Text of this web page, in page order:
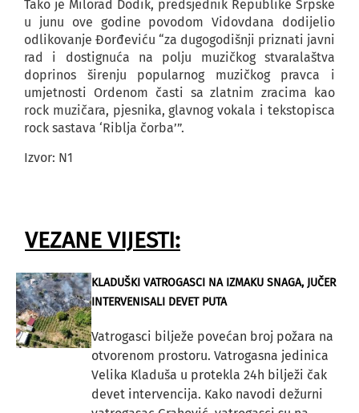
Tako je Milorad Dodik, predsjednik Republike Srpske
u junu ove godine povodom Vidovdana dodijelio
odlikovanje Đorđeviću “za dugogodišnji priznati javni
rad i dostignuća na polju muzičkog stvaralaštva
doprinos širenju popularnog muzičkog pravca i
umjetnosti Ordenom časti sa zlatnim zracima kao
rock muzičara, pjesnika, glavnog vokala i tekstopisca
rock sastava ‘Riblja čorba’”.
Izvor: N1
VEZANE VIJESTI:
KLADUŠKI VATROGASCI NA IZMAKU SNAGA, JUČER
INTERVENISALI DEVET PUTA
Vatrogasci bilježe povećan broj požara na
otvorenom prostoru. Vatrogasna jedinica
Velika Kladuša u protekla 24h bilježi čak
devet intervencija. Kako navodi dežurni